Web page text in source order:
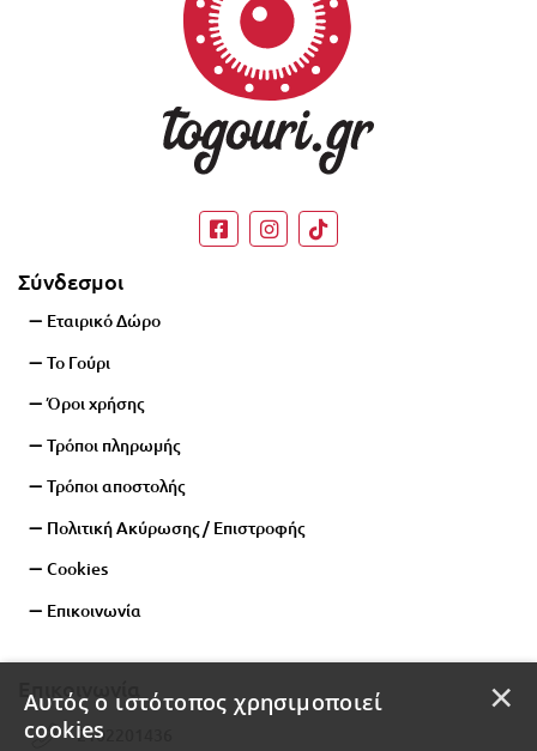
Σύνδεσμοι
Εταιρικό Δώρο
Το Γούρι
Όροι χρήσης
Τρόποι πληρωμής
Τρόποι αποστολής
Πολιτική Ακύρωσης / Επιστροφής
Cookies
Επικοινωνία
Επικοινωνία
2102201436
×
Αυτός ο ιστότοπος χρησιμοποιεί
cookies